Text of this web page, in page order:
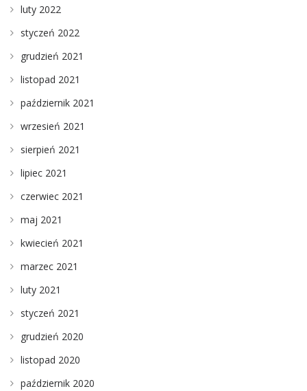
luty 2022
styczeń 2022
grudzień 2021
listopad 2021
październik 2021
wrzesień 2021
sierpień 2021
lipiec 2021
czerwiec 2021
maj 2021
kwiecień 2021
marzec 2021
luty 2021
styczeń 2021
grudzień 2020
listopad 2020
październik 2020